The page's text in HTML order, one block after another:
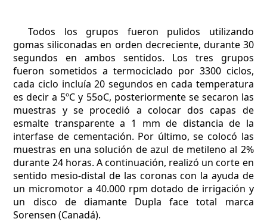
Todos los grupos fueron pulidos utilizando
gomas siliconadas en orden decreciente, durante 30
segundos en ambos sentidos. Los tres grupos
fueron sometidos a termociclado por 3300 ciclos,
cada ciclo incluía 20 segundos en cada temperatura
es decir a 5ºC y 55oC, posteriormente se secaron las
muestras y se procedió a colocar dos capas de
esmalte transparente a 1 mm de distancia de la
interfase de cementación. Por último, se colocó las
muestras en una solución de azul de metileno al 2%
durante 24 horas. A continuación, realizó un corte en
sentido mesio-distal de las coronas con la ayuda de
un micromotor a 40.000 rpm dotado de irrigación y
un disco de diamante Dupla face total marca
Sorensen (Canadá).